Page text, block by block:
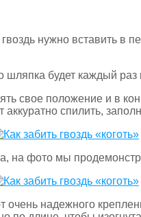
нужно вставить в
шляпка будет каждый
свое положение и в
спилить,
на фото мы
очень надежного